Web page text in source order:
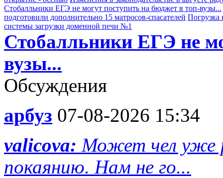
Стобалльники ЕГЭ не могут поступить на бюджет в топ-вузы...
подготовили дополнительно 15 матросов-спасателей Погрузка
системы загрузки доменной печи №1
Стобалльники ЕГЭ не
вузы...
Обсуждения
арбуз 07-08-2026 15:34
valicova: Может чел уже
покаянию. Нам не го...